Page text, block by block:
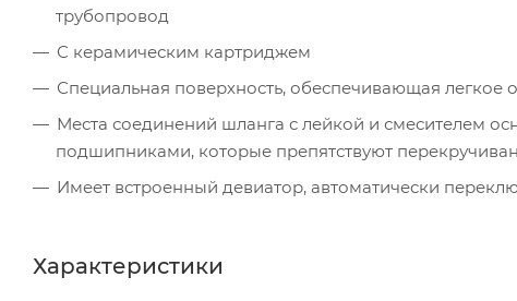
трубопровод
С керамическим картриджем
Специальная поверхность, обеспечивающая легкое
Места соединений шланга с лейкой и смесителем
подшипниками, которые препятствуют
Имеет встроенный девиатор, автоматически
Характеристики